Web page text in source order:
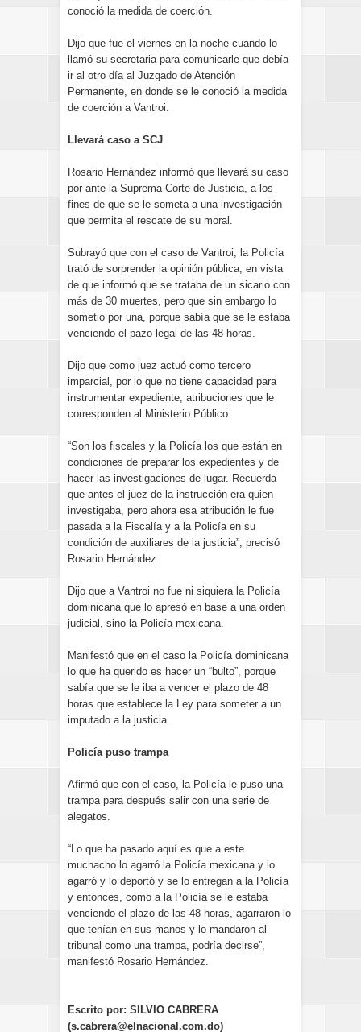
conoció la medida de coerción.
Dijo que fue el viernes en la noche cuando lo
llamó su secretaria para comunicarle que debía
ir al otro día al Juzgado de Atención
Permanente, en donde se le conoció la medida
de coerción a Vantroi.
Llevará caso a SCJ
Rosario Hernández informó que llevará su caso
por ante la Suprema Corte de Justicia, a los
fines de que se le someta a una investigación
que permita el rescate de su moral.
Subrayó que con el caso de Vantroi, la Policía
trató de sorprender la opinión pública, en vista
de que informó que se trataba de un sicario con
más de 30 muertes, pero que sin embargo lo
sometió por una, porque sabía que se le estaba
venciendo el pazo legal de las 48 horas.
Dijo que como juez actuó como tercero
imparcial, por lo que no tiene capacidad para
instrumentar expediente, atribuciones que le
corresponden al Ministerio Público.
“Son los fiscales y la Policía los que están en
condiciones de preparar los expedientes y de
hacer las investigaciones de lugar. Recuerda
que antes el juez de la instrucción era quien
investigaba, pero ahora esa atribución le fue
pasada a la Fiscalía y a la Policía en su
condición de auxiliares de la justicia”, precisó
Rosario Hernández.
Dijo que a Vantroi no fue ni siquiera la Policía
dominicana que lo apresó en base a una orden
judicial, sino la Policía mexicana.
Manifestó que en el caso la Policía dominicana
lo que ha querido es hacer un “bulto”, porque
sabía que se le iba a vencer el plazo de 48
horas que establece la Ley para someter a un
imputado a la justicia.
Policía puso trampa
Afirmó que con el caso, la Policía le puso una
trampa para después salir con una serie de
alegatos.
“Lo que ha pasado aquí es que a este
muchacho lo agarró la Policía mexicana y lo
agarró y lo deportó y se lo entregan a la Policía
y entonces, como a la Policía se le estaba
venciendo el plazo de las 48 horas, agarraron lo
que tenían en sus manos y lo mandaron al
tribunal como una trampa, podría decirse”,
manifestó Rosario Hernández.
Escrito por: SILVIO CABRERA
(s.cabrera@elnacional.com.do)